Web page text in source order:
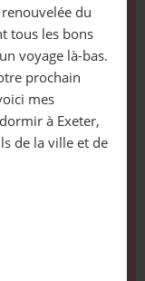
du
tous les bons
voyage là-bas.
prochain
mes
à Exeter,
de la ville et de